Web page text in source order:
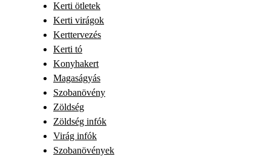
Kerti ötletek
Kerti virágok
Kerttervezés
Kerti tó
Konyhakert
Magaságyás
Szobanövény
Zöldség
Zöldség infók
Virág infók
Szobanövények